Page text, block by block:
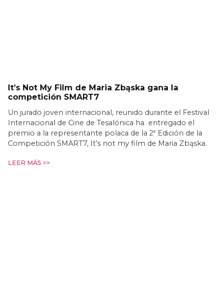
It’s Not My Film de Maria Zbąska gana la
competición SMART7
Un jurado joven internacional, reunido durante el Festival
Internacional de Cine de Tesalónica ha entregado el
premio a la representante polaca de la 2ª Edición de la
Competición SMART7, It’s not my film de Maria Zbąska.
LEER MÁS >>